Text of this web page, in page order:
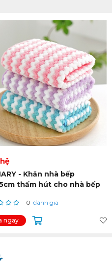
- Khăn nhà bếp
thấm hút cho nhà bếp
0 đánh giá
ngay